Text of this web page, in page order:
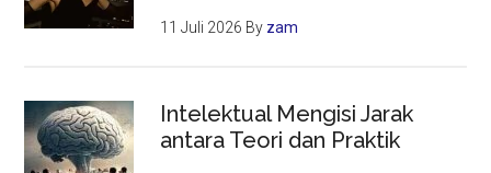
11 Juli 2026 By zam
Intelektual Mengisi Jarak
antara Teori dan Praktik